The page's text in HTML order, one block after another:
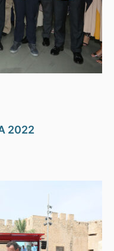
2022